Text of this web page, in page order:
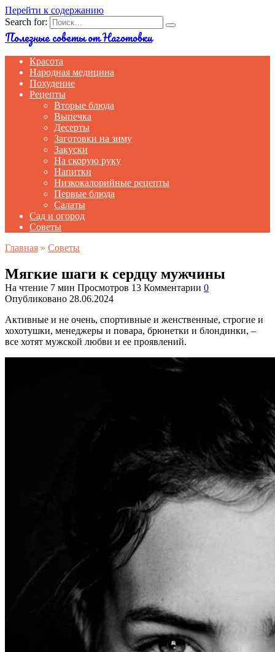
Перейти к содержанию
Search for:
Полезные советы от Наготовки
Красота
Народная медицина
Похудение
Рецепты
Вторые блюда
Выпечка
Десерты
Заготовки на зиму
Закуски
На скорую руку
Напитки
Низкокалорийные рецепты
Первые блюда
Салаты
Сад и огород
Советы
Главная » Советы
Мягкие шаги к сердцу мужчины
На чтение 7 мин Просмотров 13 Комментарии 0
Опубликовано 28.06.2024
Активные и не очень, спортивные и женственные, строгие и
хохотушки, менеджеры и повара, брюнетки и блондинки, –
все хотят мужской любви и ее проявлений.